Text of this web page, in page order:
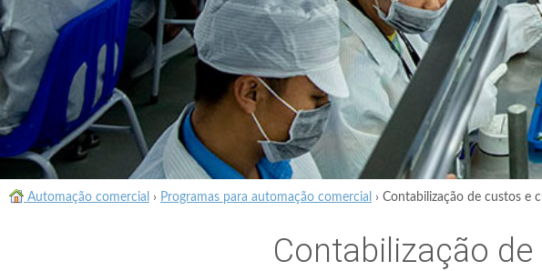
Automação comercial › Programas para automação comercial › Contabilização de custos e
Contabilização